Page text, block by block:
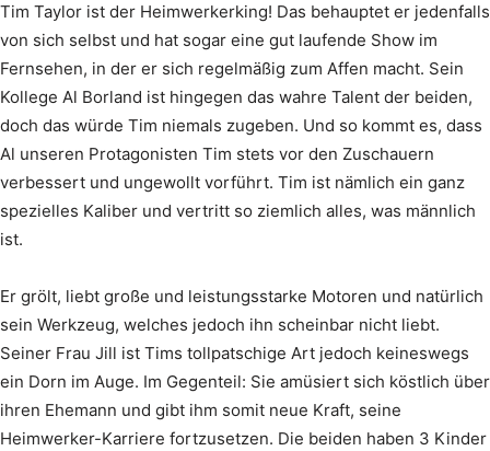
Tim Taylor ist der Heimwerkerking! Das behauptet er jedenfalls
von sich selbst und hat sogar eine gut laufende Show im
Fernsehen, in der er sich regelmäßig zum Affen macht. Sein
Kollege Al Borland ist hingegen das wahre Talent der beiden,
doch das würde Tim niemals zugeben. Und so kommt es, dass
Al unseren Protagonisten Tim stets vor den Zuschauern
verbessert und ungewollt vorführt. Tim ist nämlich ein ganz
spezielles Kaliber und vertritt so ziemlich alles, was männlich
ist.
Er grölt, liebt große und leistungsstarke Motoren und natürlich
sein Werkzeug, welches jedoch ihn scheinbar nicht liebt.
Seiner Frau Jill ist Tims tollpatschige Art jedoch keineswegs
ein Dorn im Auge. Im Gegenteil: Sie amüsiert sich köstlich über
ihren Ehemann und gibt ihm somit neue Kraft, seine
Heimwerker-Karriere fortzusetzen. Die beiden haben 3 Kinder